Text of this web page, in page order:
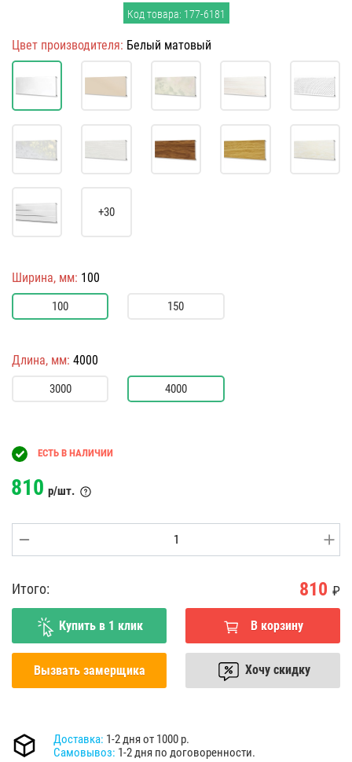
Код товара: 177-6181
Цвет производителя: Белый матовый
+30
Ширина, мм: 100
100 150
Длина, мм: 4000
3000 4000
ЕСТЬ В НАЛИЧИИ
810 р/шт.
Итого: 810 ₽
Купить в 1 клик В корзину
Вызвать замерщика Хочу скидку
Доставка: 1-2 дня от 1000 р.
Самовывоз: 1-2 дня по договоренности.